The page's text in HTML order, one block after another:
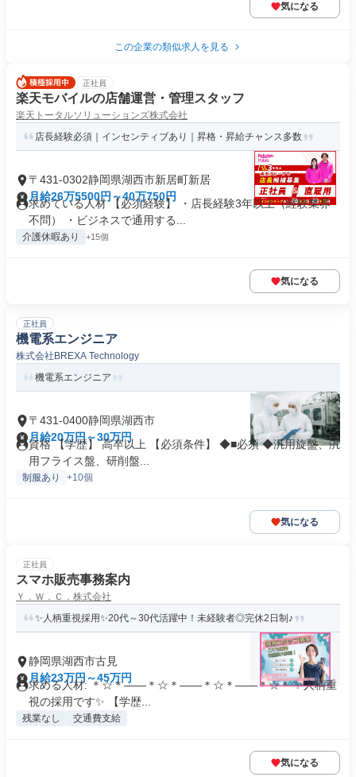
気になる
この企業の類似求人を見る
正社員
楽天モバイルの店舗運営・管理スタッフ
楽天トータルソリューションズ株式会社
店長経験必須｜インセンティブあり｜昇格・昇給チャンス多数
〒431-0302静岡県湖西市新居町新居
月給26万5500円～40万750円
求めている人材 【必須経験】 ・店長経験3年以上（経験業界
不問） ・ビジネスで通用する...
介護休暇あり +15個
気になる
正社員
機電系エンジニア
株式会社BREXA Technology
機電系エンジニア
〒431-0400静岡県湖西市
月給20万円～30万円
資格 【学歴】 高卒以上 【必須条件】 ◆■必須 ◆汎用旋盤、汎
用フライス盤、研削盤...
制服あり +10個
気になる
正社員
スマホ販売事務案内
Ｙ．Ｗ．Ｃ．株式会社
✨人柄重視採用✨20代～30代活躍中！未経験者◎完休2日制♪
静岡県湖西市古見
月給23万円～45万円
求める人材: ＊☆＊――＊☆＊――＊☆＊――＊☆＊ ✨人柄重
視の採用です✨ 【学歴...
残業なし 交通費支給
気になる